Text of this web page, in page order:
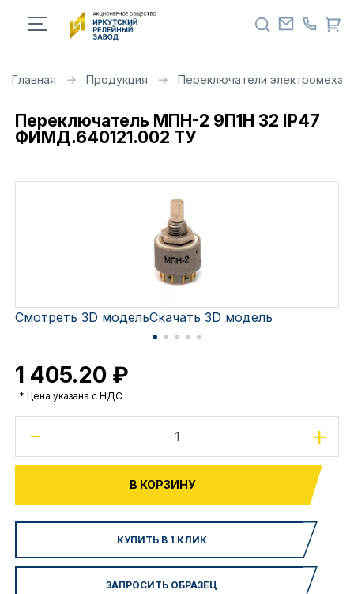
Главная Продукция Переключатели
Переключатель МПН-2 9П1Н 32 IP47
ФИМД.640121.002 ТУ
Смотреть 3D модельСкачать 3D модель
1 405.20 ₽
* Цена указана с НДС
- +
В КОРЗИНУ
КУПИТЬ В 1 КЛИК
ЗАПРОСИТЬ ОБРАЗЕЦ